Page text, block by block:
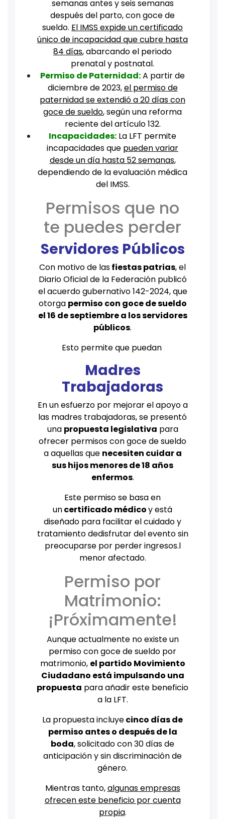
semanas antes y seis semanas
después del parto, con goce de
sueldo. El IMSS expide un certificado
único de incapacidad que cubre hasta
84 días, abarcando el periodo
prenatal y postnatal.
Permiso de Paternidad:A partir de
diciembre de 2023,el permiso de
paternidad se extendió a 20 días con
goce de sueldo, según una reforma
reciente del artículo 132.
Incapacidades: La LFT permite
incapacidades que pueden variar
desde un día hasta 52 semanas,
dependiendo de la evaluación médica
del IMSS.
Permisos que no
te puedes perder
Servidores Públicos
Con motivo de lasfiestas patrias, el
Diario Oficial de la Federación publicó
el acuerdo gubernativo 142-2024, que
otorga permiso con goce de sueldo
el 16 de septiembre a los servidores
públicos.
Esto permite que puedan
Madres
Trabajadoras
En un esfuerzo por mejorar el apoyo a
las madres trabajadoras, se presentó
una propuesta legislativa para
ofrecer permisos con goce de sueldo
a aquellas que necesiten cuidar a
sus hijos menores de 18 años
enfermos.
Este permiso se basa en
uncertificado médicoy está
diseñado para facilitar el cuidado y
tratamiento dedisfrutar del evento sin
preocuparse por perder ingresos.l
menor afectado.
Permiso por
Matrimonio:
¡Próximamente!
Aunque actualmente no existe un
permiso con goce de sueldo por
matrimonio, el partido Movimiento
Ciudadano está impulsando una
propuesta para añadir este beneficio
a la LFT.
La propuesta incluyecinco días de
permiso antes o después de la
boda, solicitado con 30 días de
anticipación y sin discriminación de
género.
Mientras tanto,algunas empresas
ofrecen este beneficio por cuenta
propia.